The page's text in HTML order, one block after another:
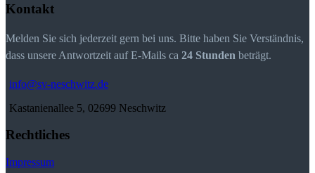
Kontakt
Melden Sie sich jederzeit gern bei uns. Bitte haben Sie Verständnis,
dass unsere Antwortzeit auf E-Mails ca 24 Stunden beträgt.
info@sv-neschwitz.de
Kastanienallee 5, 02699 Neschwitz
Rechtliches
Impressum